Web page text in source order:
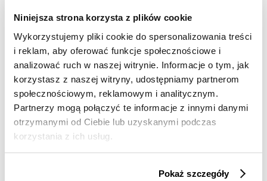
Niniejsza strona korzysta z plików cookie
Wykorzystujemy pliki cookie do spersonalizowania treści
i reklam, aby oferować funkcje społecznościowe i
analizować ruch w naszej witrynie. Informacje o tym, jak
korzystasz z naszej witryny, udostępniamy partnerom
społecznościowym, reklamowym i analitycznym.
Partnerzy mogą połączyć te informacje z innymi danymi
otrzymanymi od Ciebie lub uzyskanymi podczas
korzystania z ich usług.
Pokaż szczegóły
Cena regularna99,99 zł
obniżką59,99 zł
Cena regularna
obniżką119,99 zł